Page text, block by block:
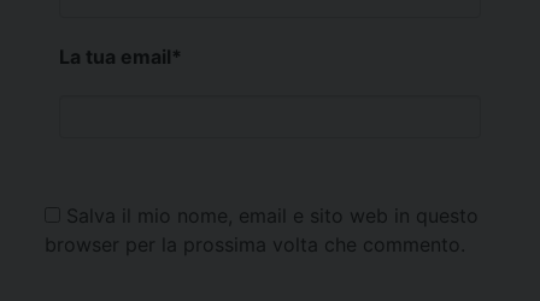
La tua email*
Salva il mio nome, email e sito web in questo
browser per la prossima volta che commento.